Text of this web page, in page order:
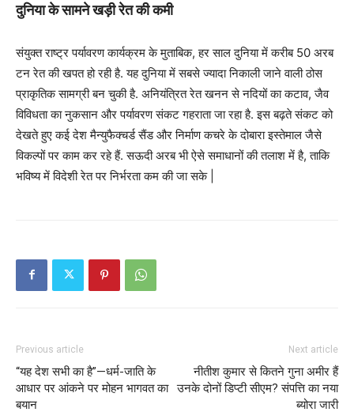
दुनिया के सामने खड़ी रेत की कमी
संयुक्त राष्ट्र पर्यावरण कार्यक्रम के मुताबिक, हर साल दुनिया में करीब 50 अरब
टन रेत की खपत हो रही है. यह दुनिया में सबसे ज्यादा निकाली जाने वाली ठोस
प्राकृतिक सामग्री बन चुकी है. अनियंत्रित रेत खनन से नदियों का कटाव, जैव
विविधता का नुकसान और पर्यावरण संकट गहराता जा रहा है. इस बढ़ते संकट को
देखते हुए कई देश मैन्युफैक्चर्ड सैंड और निर्माण कचरे के दोबारा इस्तेमाल जैसे
विकल्पों पर काम कर रहे हैं. सऊदी अरब भी ऐसे समाधानों की तलाश में है, ताकि
भविष्य में विदेशी रेत पर निर्भरता कम की जा सके |
Previous article
“यह देश सभी का है”—धर्म-जाति के
आधार पर आंकने पर मोहन भागवत का
बयान
Next article
नीतीश कुमार से कितने गुना अमीर हैं
उनके दोनों डिप्टी सीएम? संपत्ति का नया
ब्योरा जारी